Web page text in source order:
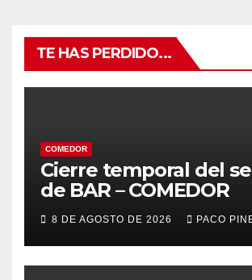
TE HAS PERDIDO...
COMEDOR
Cierre temporal del
de BAR – COMEDOR
8 DE AGOSTO DE 2026 PACO